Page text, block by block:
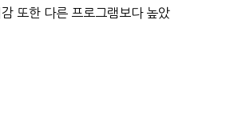
또한 다른 프로그램보다 높았